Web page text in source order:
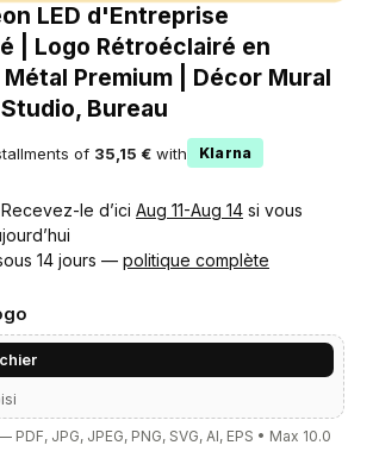
LED d'Entreprise
| Logo Rétroéclairé en
Premium | Décor Mural
Bureau
of 35,15 € with
Klarna
le d’ici Aug 11-Aug 14 si vous
14 jours — politique complète
JPG, JPEG, PNG, SVG, AI, EPS • Max 10.0